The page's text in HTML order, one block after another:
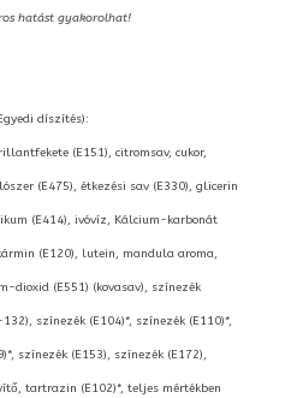
hatást gyakorolhat!
díszítés):
(E151), citromsav, cukor,
(E475), étkezési sav (E330), glicerin
(E414), ivóvíz, Kálcium-karbonát
(E120), lutein, mandula aroma,
dioxid (E551) (kovasav), színezék
színezék (E104)*, színezék (E110)*,
színezék (E153), színezék (E172),
tartrazin (E102)*, teljes mértékben